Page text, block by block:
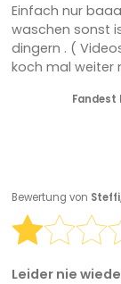
Einfach nur
waschen sonst
dingern . (
koch mal weiter
Fandest
Bewertung von
Leider nie